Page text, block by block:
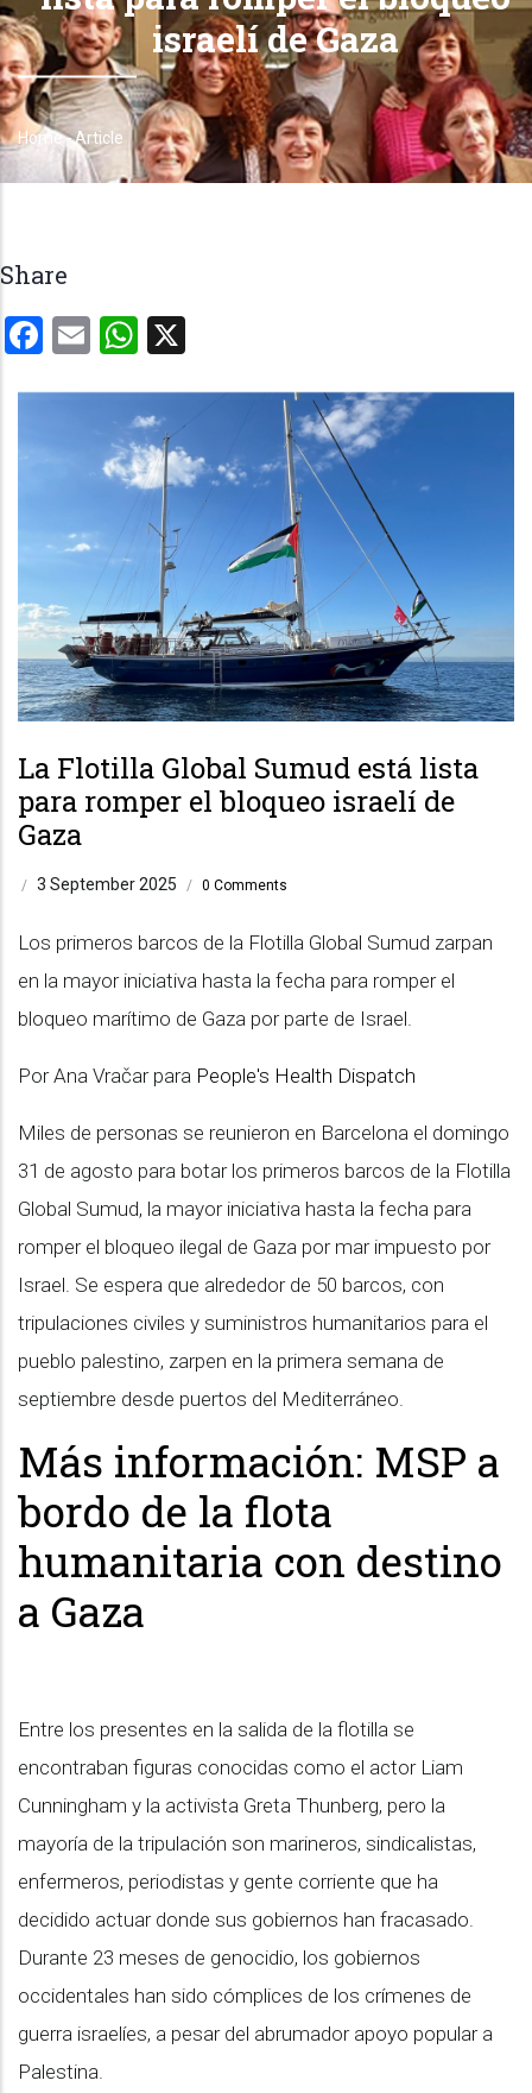
israelí de Gaza
Breadcrumb
Home-Article
Share
Facebook
EmailWhatsApp
La Flotilla Global Sumud está lista
para romper el bloqueo israelí de
Gaza
/ 3 September 2025 / 0 Comments
Los primeros barcos de la Flotilla Global Sumud zarpan
en la mayor iniciativa hasta la fecha para romper el
bloqueo marítimo de Gaza por parte de Israel.
Por Ana Vračar para People's Health Dispatch
Miles de personas se reunieron en Barcelona el domingo
31 de agosto para botar los primeros barcos de la Flotilla
Global Sumud, la mayor iniciativa hasta la fecha para
romper el bloqueo ilegal de Gaza por mar impuesto por
Israel. Se espera que alrededor de 50 barcos, con
tripulaciones civiles y suministros humanitarios para el
pueblo palestino, zarpen en la primera semana de
septiembre desde puertos del Mediterráneo.
Más información: MSP a
bordo de la flota
humanitaria con destino
a Gaza
Entre los presentes en la salida de la flotilla se
encontraban figuras conocidas como el actor Liam
Cunningham y la activista Greta Thunberg, pero la
mayoría de la tripulación son marineros, sindicalistas,
enfermeros, periodistas y gente corriente que ha
decidido actuar donde sus gobiernos han fracasado.
Durante 23 meses de genocidio, los gobiernos
occidentales han sido cómplices de los crímenes de
guerra israelíes, a pesar del abrumador apoyo popular a
Palestina.